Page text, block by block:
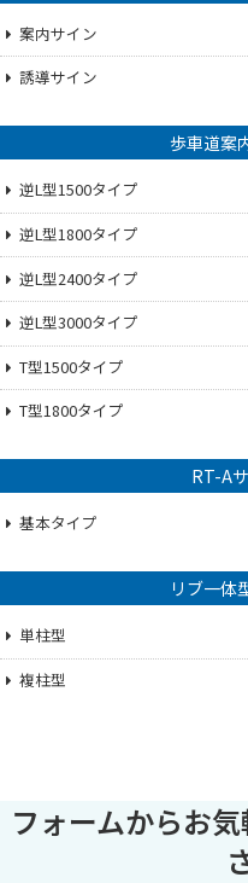
案内サイン
誘導サイン
歩車道案
逆L型1500タイプ
逆L型1800タイプ
逆L型2400タイプ
逆L型3000タイプ
T型1500タイプ
T型1800タイプ
RT-A
基本タイプ
リブ一体
単柱型
複柱型
フォームからお